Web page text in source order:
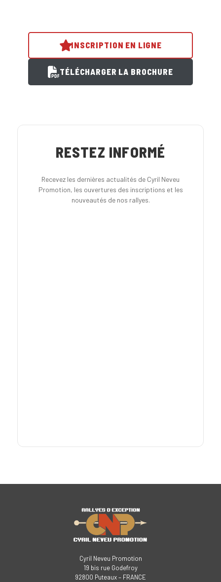
INSCRIPTION EN LIGNE
TÉLÉCHARGER LA BROCHURE
RESTEZ INFORMÉ
Recevez les dernières actualités de Cyril Neveu
Promotion, les ouvertures des inscriptions et les
nouveautés de nos rallyes.
Cyril Neveu Promotion
19 bis rue Godefroy
92800 Puteaux – FRANCE